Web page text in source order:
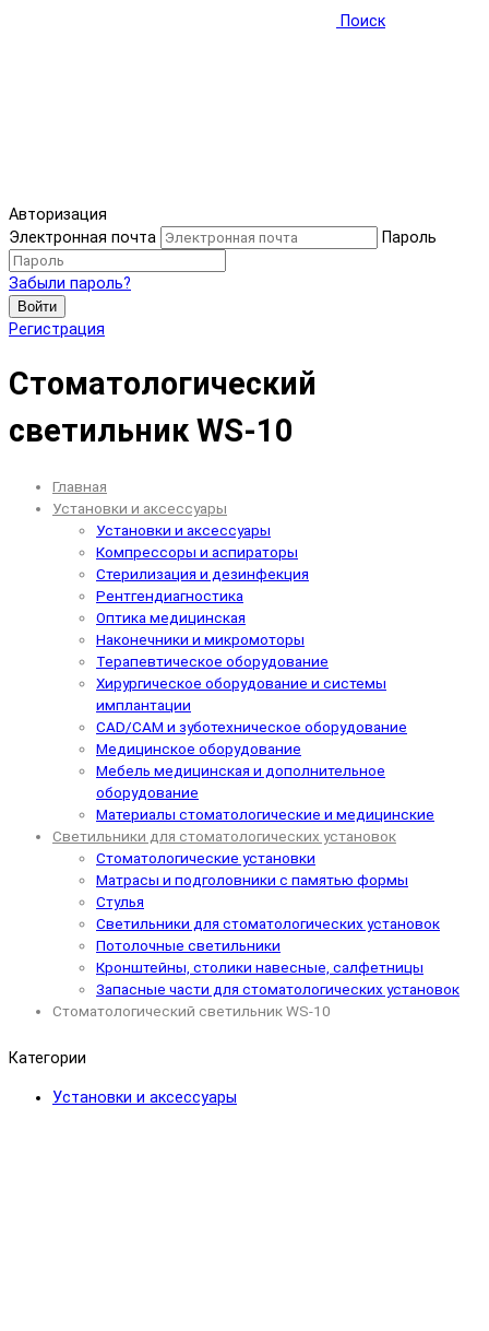
Поиск
Авторизация
Электронная почта
Пароль
Забыли пароль?
Войти
Регистрация
Стоматологический
светильник WS-10
Главная
Установки и аксессуары
Установки и аксессуары
Компрессоры и аспираторы
Стерилизация и дезинфекция
Рентгендиагностика
Оптика медицинская
Наконечники и микромоторы
Терапевтическое оборудование
Хирургическое оборудование и системы
имплантации
CAD/CAM и зуботехническое оборудование
Медицинское оборудование
Мебель медицинская и дополнительное
оборудование
Материалы стоматологические и медицинские
Светильники для стоматологических установок
Стоматологические установки
Матрасы и подголовники с памятью формы
Стулья
Светильники для стоматологических установок
Потолочные светильники
Кронштейны, столики навесные, салфетницы
Запасные части для стоматологических установок
Стоматологический светильник WS-10
Категории
Установки и аксессуары